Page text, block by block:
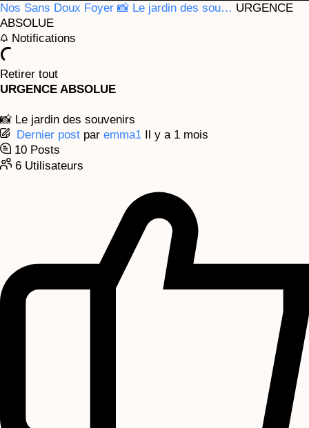
Nos Sans Doux Foyer 📸 Le jardin des sou… URGENCE
ABSOLUE
Notifications
Retirer tout
URGENCE ABSOLUE
📸 Le jardin des souvenirs
Dernier post par emma1 Il y a 1 mois
10 Posts
6 Utilisateurs